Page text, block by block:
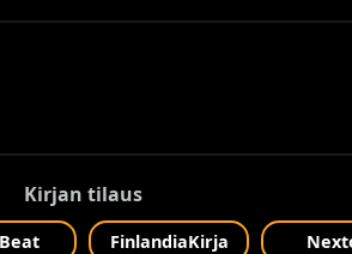
Kirjan tilaus
FinlandiaKirja